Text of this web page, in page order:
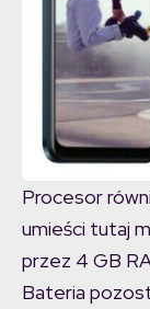
Procesor
umieści tutaj
przez 4 GB
Bateria